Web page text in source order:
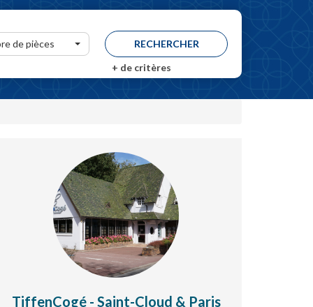
de pièces
+ de critères
TiffenCogé - Saint-Cloud & Paris